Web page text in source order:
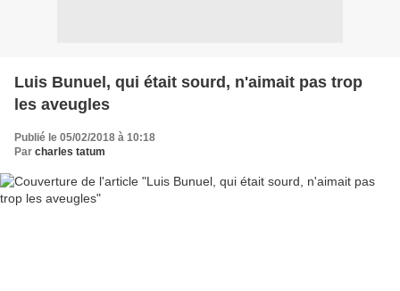
Luis Bunuel, qui était sourd, n'aimait pas trop
les aveugles
Publié le 05/02/2018 à 10:18
Par charles tatum